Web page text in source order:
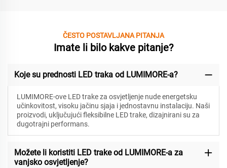
ČESTO POSTAVLJANA PITANJA
Imate li bilo kakve pitanje?
Koje su prednosti LED traka od LUMIMORE-a?
LUMIMORE-ove LED trake za osvjetljenje nude energetsku
učinkovitost, visoku jačinu sjaja i jednostavnu instalaciju. Naši
proizvodi, uključujući fleksibilne LED trake, dizajnirani su za
dugotrajni performans.
Možete li koristiti LED trake od LUMIMORE-a za
vanjsko osvjetljenje?